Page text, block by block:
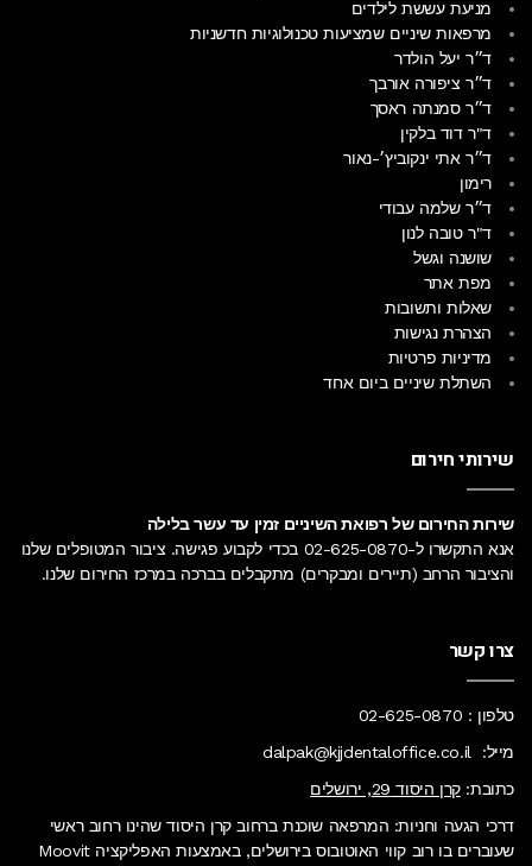
מניעת עששת לילדים
מרפאות שיניים שמציעות טכנולוגיות חדשניות
ד״ר יעל הולדר
ד״ר ציפורה אורבך
ד״ר סמנתה ראסך
ד"ר דוד בלקין
ד״ר אתי ינקוביץ׳-נאור
רימון
ד״ר שלמה עבודי
ד"ר טובה לנון
שושנה וגשל
מפת אתר
שאלות ותשובות
הצהרת נגישות
מדיניות פרטיות
השתלת שיניים ביום אחד
שירותי חירום
שירות החירום של רפואת השיניים זמין עד עשר בלילה
אנא התקשרו ל-02-625-0870 בכדי לקבוע פגישה. ציבור המטופלים שלנו
והציבור הרחב (תיירים ומבקרים) מתקבלים בברכהבמרכז החירום שלנו.
צרו קשר
טלפון : 02-625-0870
מייל:
dalpak@kjjdentaloffice.co.il
כתובת:קרן היסוד 29, ירושלים
דרכי הגעה וחניות: המרפאה שוכנת ברחוב קרן היסוד שהינו רחוב ראשי
שעוברים בו רוב קווי האוטובוס בירושלים, באמצעות האפליקציה Moovit